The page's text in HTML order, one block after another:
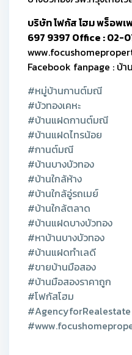
บริษัท โฟกัส โฮม พร็อพ
697 9397 Office : 02-
Facebook fanpage : บ้
#หมู่บ้านกานต์มณี
#บัวทองเคหะ
#บ้านแฝดกานต์มณี
#บ้านแฝดไทรน้อย
#กานต์มณี
#บ้านบางบัวทอง
#บ้านใกล้ห้าง
#บ้านใกล้อู่รถเมย์
#บ้านใกล้ตลาด
#บ้านแฝดบางบัวทอง
#หาบ้านบางบัวทอง
#บ้านแฝดทำเลดี
#ขายบ้านมือสอง
#บ้านมือสองราคาถูก
#โฟกัสโฮม
#AgencyforRealestate